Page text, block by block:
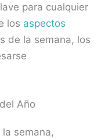
para cualquier
los aspectos
de la semana, los
Año
semana,